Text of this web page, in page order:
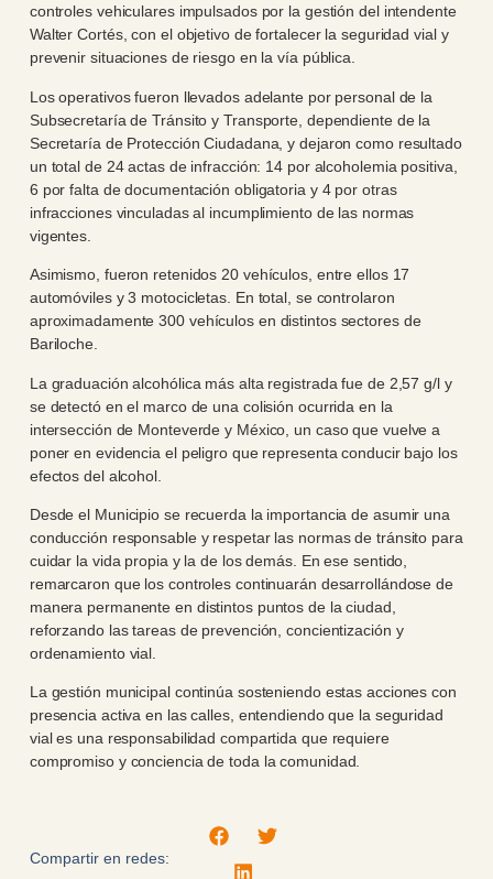
controles vehiculares impulsados por la gestión del intendente
Walter Cortés, con el objetivo de fortalecer la seguridad vial y
prevenir situaciones de riesgo en la vía pública.
Los operativos fueron llevados adelante por personal de la
Subsecretaría de Tránsito y Transporte, dependiente de la
Secretaría de Protección Ciudadana, y dejaron como resultado
un total de 24 actas de infracción: 14 por alcoholemia positiva,
6 por falta de documentación obligatoria y 4 por otras
infracciones vinculadas al incumplimiento de las normas
vigentes.
Asimismo, fueron retenidos 20 vehículos, entre ellos 17
automóviles y 3 motocicletas. En total, se controlaron
aproximadamente 300 vehículos en distintos sectores de
Bariloche.
La graduación alcohólica más alta registrada fue de 2,57 g/l y
se detectó en el marco de una colisión ocurrida en la
intersección de Monteverde y México, un caso que vuelve a
poner en evidencia el peligro que representa conducir bajo los
efectos del alcohol.
Desde el Municipio se recuerda la importancia de asumir una
conducción responsable y respetar las normas de tránsito para
cuidar la vida propia y la de los demás. En ese sentido,
remarcaron que los controles continuarán desarrollándose de
manera permanente en distintos puntos de la ciudad,
reforzando las tareas de prevención, concientización y
ordenamiento vial.
La gestión municipal continúa sosteniendo estas acciones con
presencia activa en las calles, entendiendo que la seguridad
vial es una responsabilidad compartida que requiere
compromiso y conciencia de toda la comunidad.
Compartir en redes: